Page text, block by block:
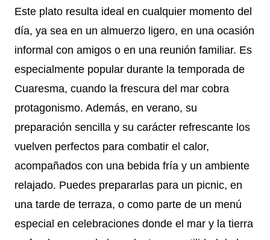
Este plato resulta ideal en cualquier momento del
día, ya sea en un almuerzo ligero, en una ocasión
informal con amigos o en una reunión familiar. Es
especialmente popular durante la temporada de
Cuaresma, cuando la frescura del mar cobra
protagonismo. Además, en verano, su
preparación sencilla y su carácter refrescante los
vuelven perfectos para combatir el calor,
acompañados con una bebida fría y un ambiente
relajado. Puedes prepararlas para un picnic, en
una tarde de terraza, o como parte de un menú
especial en celebraciones donde el mar y la tierra